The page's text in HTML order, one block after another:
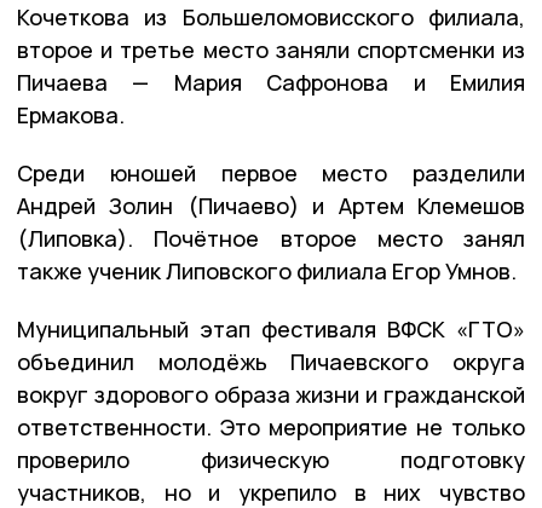
Кочеткова из Большеломовисского филиала,
второе и третье место заняли спортсменки из
Пичаева — Мария Сафронова и Емилия
Ермакова.
Среди юношей первое место разделили
Андрей Золин (Пичаево) и Артем Клемешов
(Липовка). Почётное второе место занял
также ученик Липовского филиала Егор Умнов.
Муниципальный этап фестиваля ВФСК «ГТО»
объединил молодёжь Пичаевского округа
вокруг здорового образа жизни и гражданской
ответственности. Это мероприятие не только
проверило физическую подготовку
участников, но и укрепило в них чувство